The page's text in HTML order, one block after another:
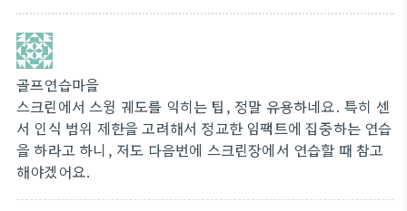
골프연습마을
스크린에서 스윙 궤도를 익히는 팁, 정말 유용하네요. 특히 센
서 인식 범위 제한을 고려해서 정교한 임팩트에 집중하는 연습
을 하라고 하니, 저도 다음번에 스크린장에서 연습할 때 참고
해야겠어요.